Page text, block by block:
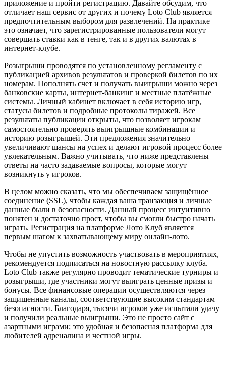
приложение и пройти регистрацию. Давайте обсудим, что
отличает наш сервис от других и почему Loto Club является
предпочтительным выбором для развлечений. На практике
это означает, что зарегистрированные пользователи могут
совершать ставки как в тенге, так и в других валютах в
интернет-клубе.
Розыгрыши проводятся по установленному регламенту с
публикацией архивов результатов и проверкой билетов по их
номерам. Пополнять счет и получать выигрыши можно через
банковские карты, интернет-банкинг и местные платёжные
системы. Личный кабинет включает в себя историю игр,
статусы билетов и подробные протоколы тиражей. Все
результаты публикации открыты, что позволяет игрокам
самостоятельно проверять выигрышные комбинации и
историю розыгрышей. Эти предложения значительно
увеличивают шансы на успех и делают игровой процесс более
увлекательным. Важно учитывать, что ниже представлены
ответы на часто задаваемые вопросы, которые могут
возникнуть у игроков.
В целом можно сказать, что мы обеспечиваем защищённое
соединение (SSL), чтобы каждая ваша транзакция и личные
данные были в безопасности. Данный процесс интуитивно
понятен и достаточно прост, чтобы вы смогли быстро начать
играть. Регистрация на платформе Лото Клуб является
первым шагом к захватывающему миру онлайн-лото.
Чтобы не упустить возможность участвовать в мероприятиях,
рекомендуется подписаться на новостную рассылку клуба.
Loto Club также регулярно проводит тематические турниры и
розыгрыши, где участники могут выиграть ценные призы и
бонусы. Все финансовые операции осуществляются через
защищенные каналы, соответствующие высоким стандартам
безопасности. Благодаря, тысячи игроков уже испытали удачу
и получили реальные выигрыши. Это не просто сайт с
азартными играми; это удобная и безопасная платформа для
любителей адреналина и честной игры.